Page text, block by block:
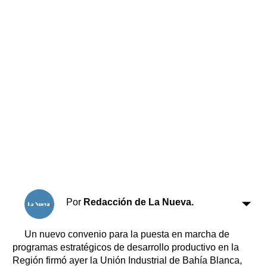
Por Redacción de La Nueva.
Un nuevo convenio para la puesta en marcha de
programas estratégicos de desarrollo productivo en la
Región firmó ayer la Unión Industrial de Bahía Blanca,